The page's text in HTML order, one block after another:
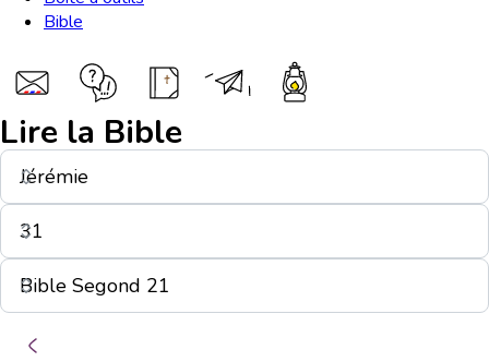
Bible
Lire la Bible